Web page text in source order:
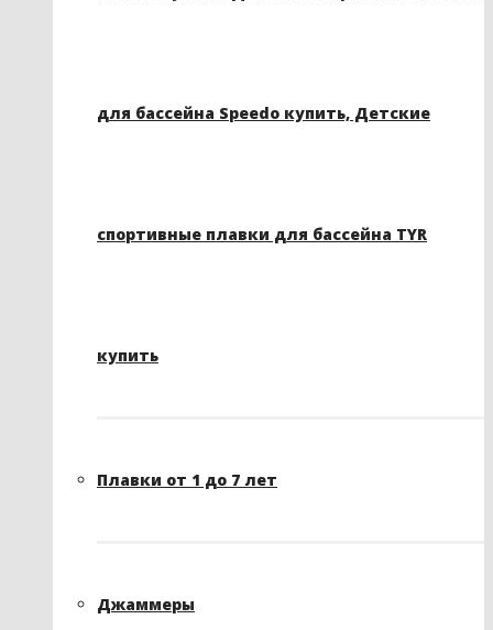
для бассейна Speedo купить, Детские
спортивные плавки для бассейна TYR
купить
Плавки от 1 до 7 лет
Джаммеры